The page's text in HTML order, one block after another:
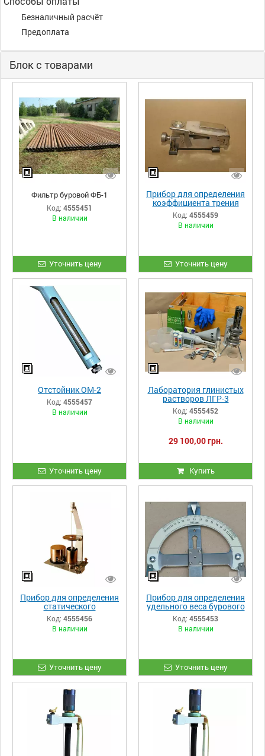
Безналичный расчёт
Предоплата
Блок с товарами
Фильтр буровой ФБ-1
Код: 4555451
В наличии
Уточнить цену
Прибор для определения
коэффициента трения
корки, которая
образуется после
фильтрации бурового
Код: 4555459
В наличии
Уточнить цену
Отстойник ОМ-2
Код: 4555457
В наличии
Уточнить цену
Лаборатория глинистых
растворов ЛГР-3
Код: 4555452
В наличии
29 100,00 грн.
Купить
Прибор для определения
статического
напряжения сдвига
буровых растворов
СНЗ-2
Код: 4555456
В наличии
Уточнить цену
Прибор для определения
удельного веса бурового
раствора ВПВ-01
Код: 4555453
В наличии
Уточнить цену